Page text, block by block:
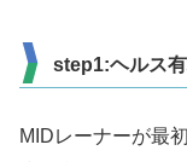
step1:ヘルス
MIDレーナーが最